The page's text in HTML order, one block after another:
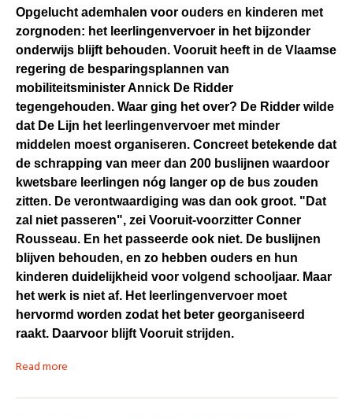
Opgelucht ademhalen voor ouders en kinderen met
zorgnoden: het leerlingenvervoer in het bijzonder
onderwijs blijft behouden. Vooruit heeft in de Vlaamse
regering de besparingsplannen van
mobiliteitsminister Annick De Ridder
tegengehouden. Waar ging het over? De Ridder wilde
dat De Lijn het leerlingenvervoer met minder
middelen moest organiseren. Concreet betekende dat
de schrapping van meer dan 200 buslijnen waardoor
kwetsbare leerlingen nóg langer op de bus zouden
zitten. De verontwaardiging was dan ook groot. "Dat
zal niet passeren", zei Vooruit-voorzitter Conner
Rousseau. En het passeerde ook niet. De buslijnen
blijven behouden, en zo hebben ouders en hun
kinderen duidelijkheid voor volgend schooljaar. Maar
het werk is niet af. Het leerlingenvervoer moet
hervormd worden zodat het beter georganiseerd
raakt. Daarvoor blijft Vooruit strijden.
Read more